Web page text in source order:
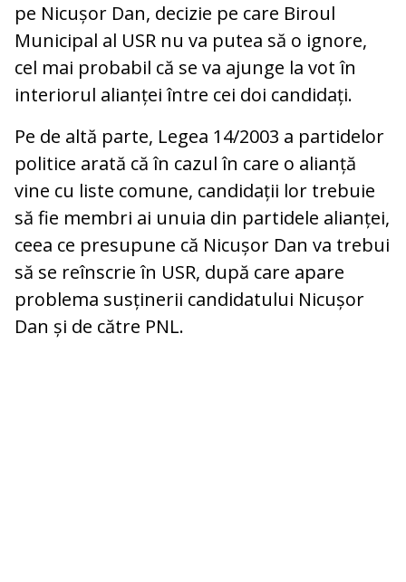
pe Nicușor Dan, decizie pe care Biroul
Municipal al USR nu va putea să o ignore,
cel mai probabil că se va ajunge la vot în
interiorul alianței între cei doi candidați.
Pe de altă parte, Legea 14/2003 a partidelor
politice arată că în cazul în care o alianță
vine cu liste comune, candidații lor trebuie
să fie membri ai unuia din partidele alianței,
ceea ce presupune că Nicușor Dan va trebui
să se reînscrie în USR, după care apare
problema susținerii candidatului Nicușor
Dan și de către PNL.